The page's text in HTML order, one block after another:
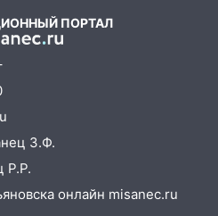
на 7 августа в
на забег,
флота
ПОРТАЛ
З.Ф.
Р.Р.
онлайн misanec.ru